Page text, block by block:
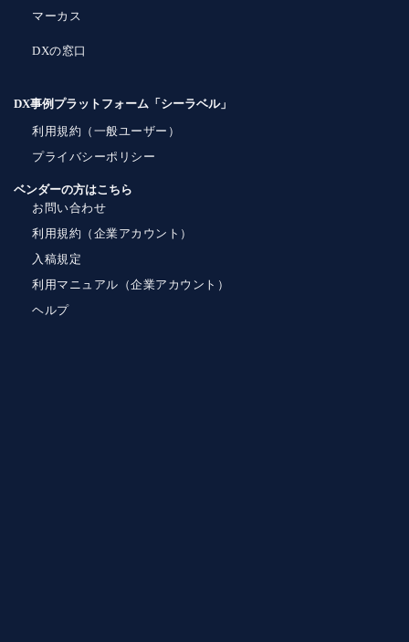
マーカス
DXの窓口
DX事例プラットフォーム「シーラベル」
利用規約（一般ユーザー）
プライバシーポリシー
ベンダーの方はこちら
お問い合わせ
利用規約（企業アカウント）
入稿規定
利用マニュアル（企業アカウント）
ヘルプ